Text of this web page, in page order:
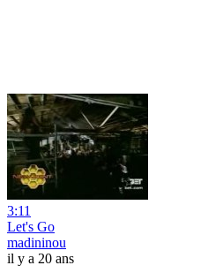
3:11
Let's Go
madininou
il y a 20 ans